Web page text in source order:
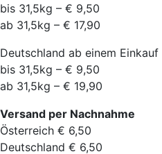
bis 31,5kg – € 9,50
ab 31,5kg – € 17,90
Deutschland ab einem
bis 31,5kg – € 9,50
ab 31,5kg – € 19,90
Versand per Nachnahme
Österreich € 6,50
Deutschland € 6,50